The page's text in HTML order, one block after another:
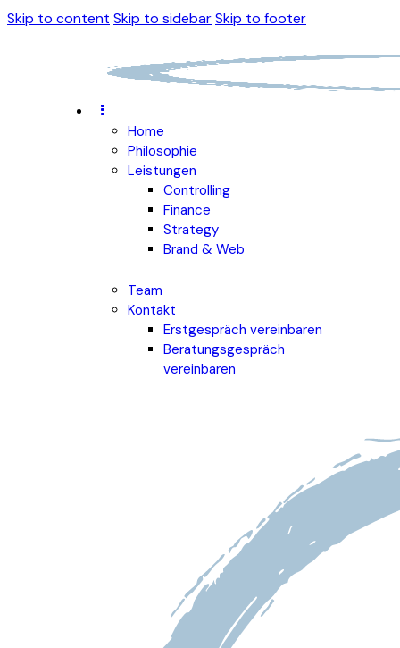
Skip to content Skip to sidebarSkip to footer
Home
Philosophie
Leistungen
Controlling
Finance
Strategy
Brand & Web
Team
Kontakt
Erstgespräch vereinbaren
Beratungsgespräch
vereinbaren